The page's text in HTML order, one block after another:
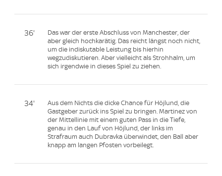
36'
Das war der erste Abschluss von Manchester, der
aber gleich hochkarätig. Das reicht längst noch nicht,
um die indiskutable Leistung bis hierhin
wegzudiskutieren. Aber vielleicht als Strohhalm, um
sich irgendwie in dieses Spiel zu ziehen.
34'
Aus dem Nichts die dicke Chance für Höjlund, die
Gastgeber zurück ins Spiel zu bringen. Martinez von
der Mittellinie mit einem guten Pass in die Tiefe,
genau in den Lauf von Höjlund, der links im
Strafraum auch Dubravka überwindet, den Ball aber
knapp am langen Pfosten vorbeilegt.